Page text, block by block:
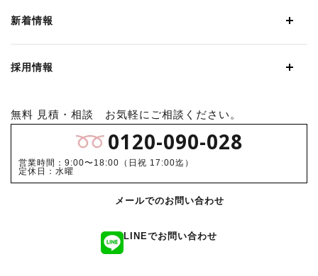
新着情報
採用情報
無料 見積・相談 お気軽にご相談ください。
0120-090-028
営業時間：9:00〜18:00（日祝 17:00迄）
定休日：水曜
メールでのお問い合わせ
LINEでお問い合わせ